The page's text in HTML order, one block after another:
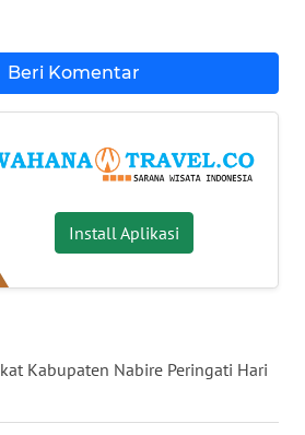
Beri Komentar
Install Aplikasi
Kabupaten Nabire Peringati Hari